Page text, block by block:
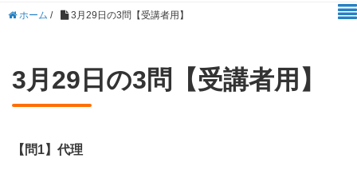
ホーム / 3月29日の3問【受講者用】
3月29日の3問【受講者用】
【問1】代理